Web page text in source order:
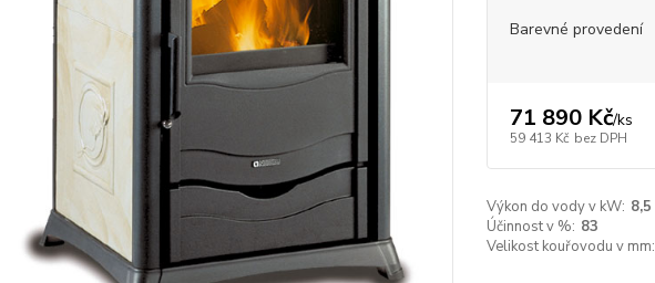
Barevné provedení
71 890 Kč/ks
59 413 Kč bez DPH
Výkon do vody v kW: 8,5
Účinnost v %: 83
Velikost kouřovodu v mm: